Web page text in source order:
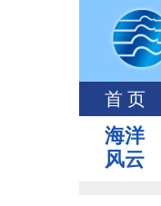
首 页
海洋
风云